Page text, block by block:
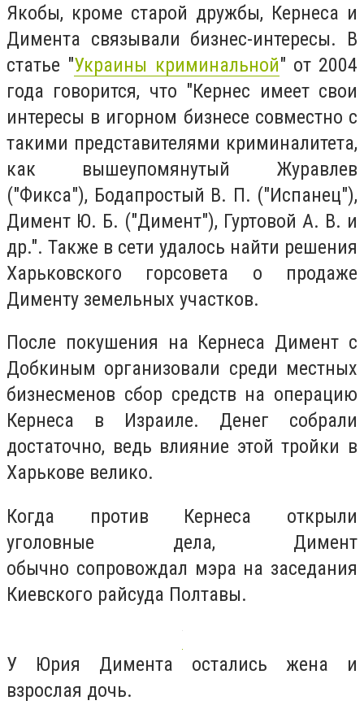
Якобы, кроме старой дружбы, Кернеса и
Димента связывали бизнес-интересы. В
статье "Украины криминальной" от 2004
года говорится, что "Кернес имеет свои
интересы в игорном бизнесе совместно с
такими представителями криминалитета,
как вышеупомянутый Журавлев
("Фикса"), Бодапростый В. П. ("Испанец"),
Димент Ю. Б. ("Димент"), Гуртовой А. В. и
др.". Также в сети удалось найти решения
Харьковского горсовета о продаже
Дименту земельных участков.
После покушения на Кернеса Димент с
Добкиным организовали среди местных
бизнесменов сбор средств на операцию
Кернеса в Израиле. Денег собрали
достаточно, ведь влияние этой тройки в
Харькове велико.
Когда против Кернеса открыли
уголовные дела, Димент
обычно сопровождал мэра на заседания
Киевского райсуда Полтавы.
У Юрия Димента остались жена и
взрослая дочь.